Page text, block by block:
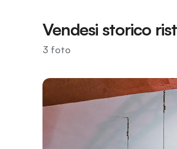
Vendesi storico
3 foto